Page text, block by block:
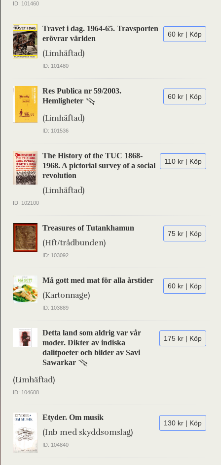
ID: 101460
60 kr | Köp
Travet i dag. 1964-65. Travsporten
erövrar världen
(Limhäftad)
ID: 101480
60 kr | Köp
Res Publica nr 59/2003.
Hemligheter
(Limhäftad)
ID: 101536
110 kr | Köp
The History of the TUC 1868-
1968. A pictorial survey of a social
revolution
(Limhäftad)
ID: 102100
75 kr | Köp
Treasures of Tutankhamun
(Hft/trådbunden)
ID: 103092
60 kr | Köp
Må gott med mat för alla årstider
(Kartonnage)
ID: 103889
175 kr | Köp
Detta land som aldrig var vår
moder. Dikter av indiska
dalitpoeter och bilder av Savi
Sawarkar
(Limhäftad)
ID: 104608
130 kr | Köp
Etyder. Om musik
(Inb med skyddsomslag)
ID: 104840